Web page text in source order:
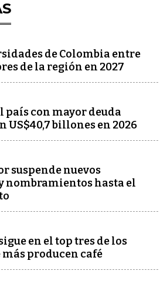
de Colombia entre
de la región en 2027
país con mayor deuda
US$40,7 billones en 2026
suspende nuevos
nombramientos hasta el
en el top tres de los
más producen café